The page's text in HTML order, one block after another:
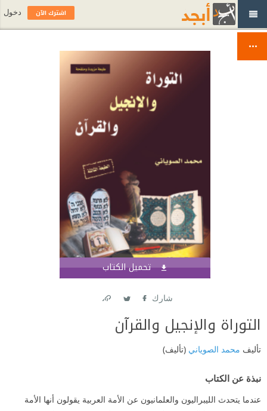
تحميل الكتاب
شارك
التوراة والإنجيل والقرآن
تأليف محمد الصوياني (تأليف)
نبذة عن الكتاب
عندما يتحدث الليبراليون والعلمانيون عن الأمة العربية يقولون أنها الأمة
اشترك الآن دخول